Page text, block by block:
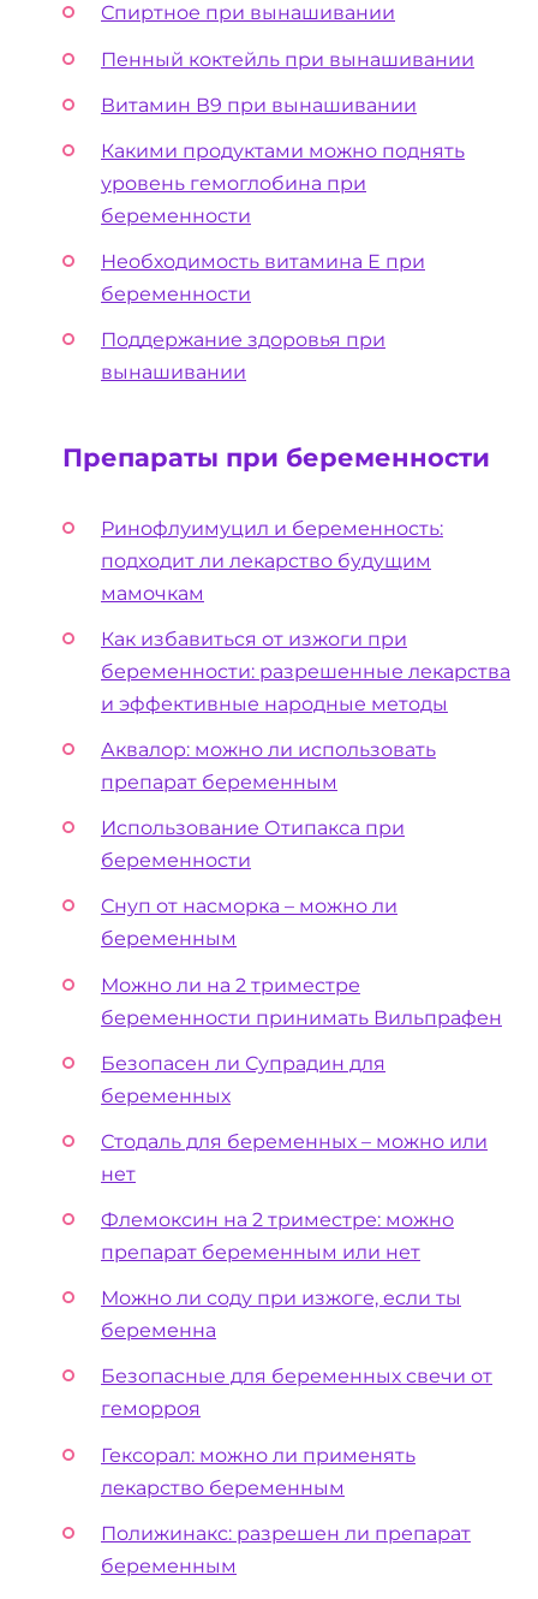
Спиртное при вынашивании
Пенный коктейль при вынашивании
Витамин В9 при вынашивании
Какими продуктами можно поднять
уровень гемоглобина при
беременности
Необходимость витамина Е при
беременности
Поддержание здоровья при
вынашивании
Препараты при беременности
Ринофлуимуцил и беременность:
подходит ли лекарство будущим
мамочкам
Как избавиться от изжоги при
беременности: разрешенные лекарства
и эффективные народные методы
Аквалор: можно ли использовать
препарат беременным
Использование Отипакса при
беременности
Снуп от насморка – можно ли
беременным
Можно ли на 2 триместре
беременности принимать Вильпрафен
Безопасен ли Супрадин для
беременных
Стодаль для беременных – можно или
нет
Флемоксин на 2 триместре: можно
препарат беременным или нет
Можно ли соду при изжоге, если ты
беременна
Безопасные для беременных свечи от
геморроя
Гексорал: можно ли применять
лекарство беременным
Полижинакс: разрешен ли препарат
беременным